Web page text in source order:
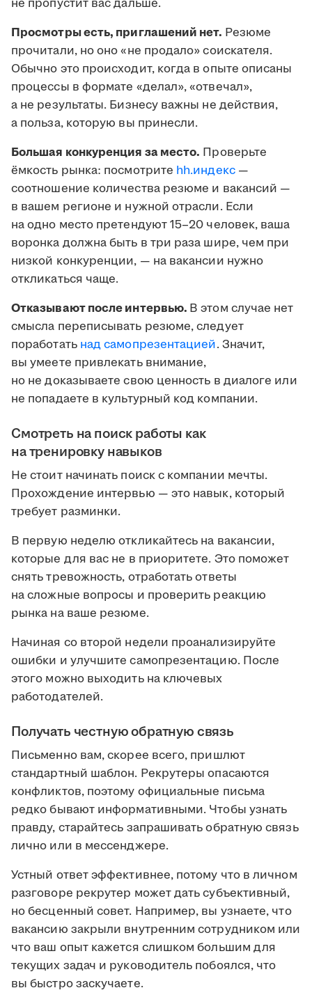
не пропустит вас дальше.
Просмотры есть, приглашений нет. Резюме
прочитали, но оно «не продало» соискателя.
Обычно это происходит, когда в опыте описаны
процессы в формате «делал», «отвечал»,
а не результаты. Бизнесу важны не действия,
а польза, которую вы принесли.
Большая конкуренция за место. Проверьте
ёмкость рынка: посмотрите hh.индекс—
соотношение количества резюме и вакансий —
в вашем регионе и нужной отрасли. Если
на одно место претендуют 15–20 человек, ваша
воронка должна быть в три раза шире, чем при
низкой конкуренции, — на вакансии нужно
откликаться чаще.
Отказывают после интервью. В этом случае нет
смысла переписывать резюме, следует
поработать над самопрезентацией. Значит,
вы умеете привлекать внимание,
но не доказываете свою ценность в диалоге или
не попадаете в культурный код компании.
Смотреть на поиск работы как
на тренировку навыков
Не стоит начинать поиск с компании мечты.
Прохождение интервью — это навык, который
требует разминки.
В первую неделю откликайтесь на вакансии,
которые для вас не в приоритете. Это поможет
снять тревожность, отработать ответы
на сложные вопросы и проверить реакцию
рынка на ваше резюме.
Начиная со второй недели проанализируйте
ошибки и улучшите самопрезентацию. После
этого можно выходить на ключевых
работодателей.
Получать честную обратную связь
Письменно вам, скорее всего, пришлют
стандартный шаблон. Рекрутеры опасаются
конфликтов, поэтому официальные письма
редко бывают информативными. Чтобы узнать
правду, старайтесь запрашивать обратную связь
лично или в мессенджере.
Устный ответ эффективнее, потому что в личном
разговоре рекрутер может дать субъективный,
но бесценный совет. Например, вы узнаете, что
вакансию закрыли внутренним сотрудником или
что ваш опыт кажется слишком большим для
текущих задач и руководитель побоялся, что
вы быстро заскучаете.